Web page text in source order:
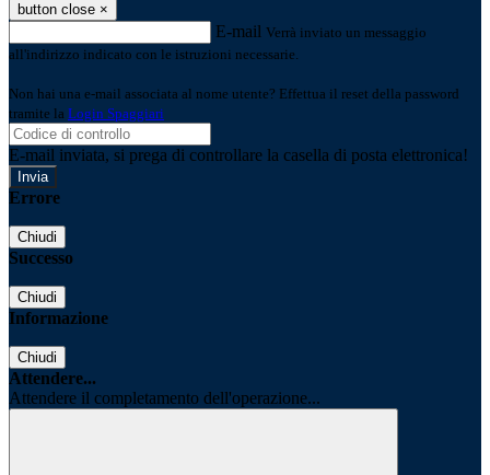
button close ×
E-mail Verrà inviato un messaggio
all'indirizzo indicato con le istruzioni necessarie.
Non hai una e-mail associata al nome utente? Effettua il reset della password
tramite la Login Spaggiari
E-mail inviata, si prega di controllare la casella di posta elettronica!
Errore
Chiudi
Successo
Chiudi
Informazione
Chiudi
Attendere...
Attendere il completamento dell'operazione...